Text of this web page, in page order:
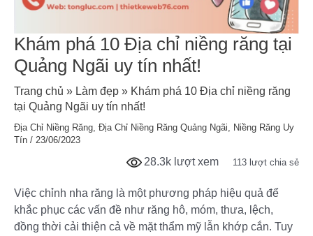
Khám phá 10 Địa chỉ niềng răng tại
Quảng Ngãi uy tín nhất!
Trang chủ » Làm đẹp » Khám phá 10 Địa chỉ niềng răng
tại Quảng Ngãi uy tín nhất!
Địa Chỉ Niềng Răng Địa Chỉ Niềng Răng Quảng Ngãi
Niềng Răng Uy
Tín / 23/06/2023
28.3k lượt xem 113 lượt chia sẻ
Việc chỉnh nha răng là một phương pháp hiệu quả để
khắc phục các vấn đề như răng hô, móm, thưa, lệch,
đồng thời cải thiện cả về mặt thẩm mỹ lẫn khớp cắn. Tuy